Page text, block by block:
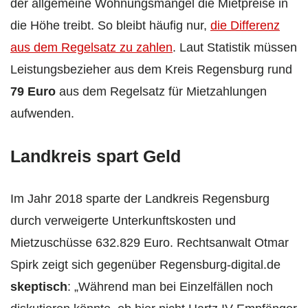
der allgemeine Wohnungsmangel die Mietpreise in
die Höhe treibt. So bleibt häufig nur, die Differenz
aus dem Regelsatz zu zahlen. Laut Statistik müssen
Leistungsbezieher aus dem Kreis Regensburg rund
79 Euro aus dem Regelsatz für Mietzahlungen
aufwenden.
Landkreis spart Geld
Im Jahr 2018 sparte der Landkreis Regensburg
durch verweigerte Unterkunftskosten und
Mietzuschüsse 632.829 Euro. Rechtsanwalt Otmar
Spirk zeigt sich gegenüber Regensburg-digital.de
skeptisch: „Während man bei Einzelfällen noch